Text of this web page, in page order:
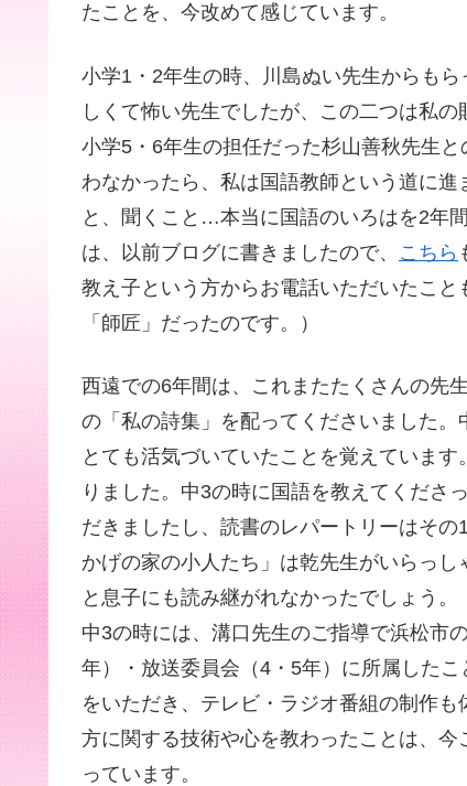
たことを、今改めて感じています。
小学1・2年生の時、川島ぬい先生からも
しくて怖い先生でしたが、この二つは私の
小学5・6年生の担任だった杉山善秋先生
わなかったら、私は国語教師という道に
と、聞くこと…本当に国語のいろはを2年
は、以前ブログに書きましたので、 こちら
教え子という方からお電話いただいたこ
「師匠」だったのです。）
西遠での6年間は、これまたたくさんの先
の「私の詩集」を配ってくださいました
とても活気づいていたことを覚えていま
りました。中3の時に国語を教えてくださ
だきましたし、読書のレパートリーはそ
かげの家の小人たち」は乾先生がいらっ
と息子にも読み継がれなかったでしょう。
中3の時には、溝口先生のご指導で浜松市
年）・放送委員会（4・5年）に所属した
をいただき、テレビ・ラジオ番組の制作
方に関する技術や心を教わったことは、
っています。